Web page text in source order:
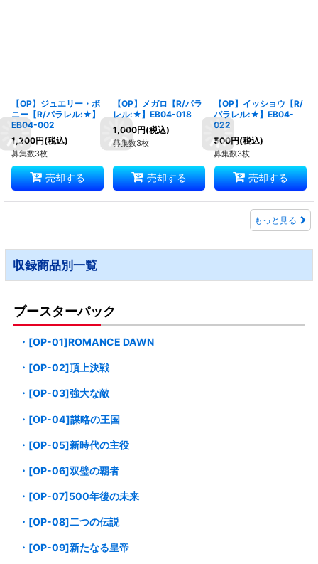
【OP】ジュエリー・ボ
ニー【R/パラレル:★】
EB04-002
1,200円(税込)
募集数3枚
売却する
【OP】メガロ【R/パラ
レル:★】EB04-018
1,000円(税込)
募集数3枚
売却する
【OP】イッショウ【R/
パラレル:★】EB04-
022
500円(税込)
募集数3枚
売却する
もっと見る
収録商品別一覧
ブースターパック
・[OP-01]ROMANCE DAWN
・[OP-02]頂上決戦
・[OP-03]強大な敵
・[OP-04]謀略の王国
・[OP-05]新時代の主役
・[OP-06]双璧の覇者
・[OP-07]500年後の未来
・[OP-08]二つの伝説
・[OP-09]新たなる皇帝